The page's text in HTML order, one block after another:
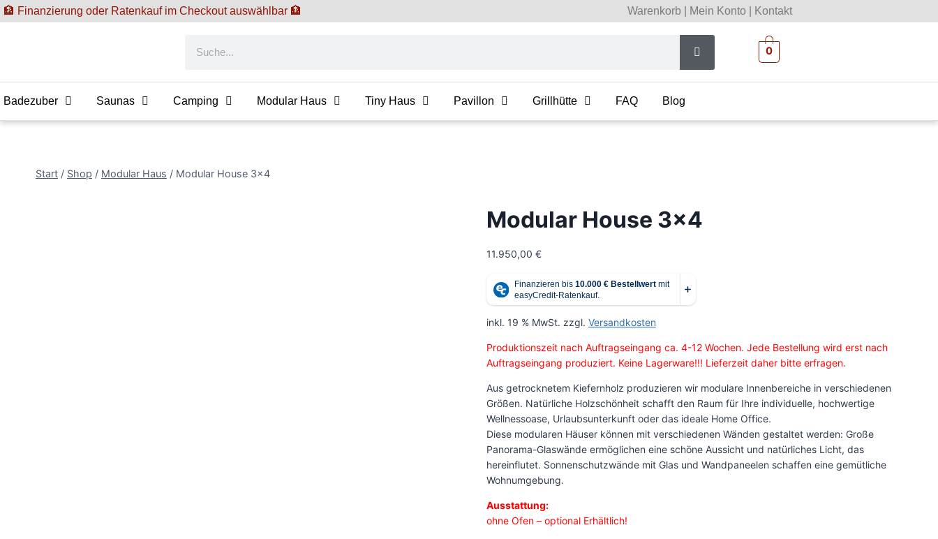
🏦 Finanzierung oder Ratenkauf im Checkout auswählbar 🏦 Warenkorb Mein Konto Kontakt
0
Badezuber Saunas Camping Modular Haus Tiny Haus Pavillon Grillhütte FAQ Blog
Start / Shop / Modular Haus / Modular House 3×4
Modular House 3×4
11.950,00 €
inkl. 19 % MwSt. zzgl. Versandkosten
Produktionszeit nach Auftragseingang ca. 4-12 Wochen. Jede Bestellung wird erst nach
Auftragseingang produziert. Keine Lagerware!!! Lieferzeit daher bitte erfragen.
Aus getrocknetem Kiefernholz produzieren wir modulare Innenbereiche in verschiedenen
Größen. Natürliche Holzschönheit schafft den Raum für Ihre individuelle, hochwertige
Wellnessoase, Urlaubsunterkunft oder das ideale Home Office.
Diese modularen Häuser können mit verschiedenen Wänden gestaltet werden: Große
Panorama-Glaswände ermöglichen eine schöne Aussicht und natürliches Licht, das
hereinflutet. Sonnenschutzwände mit Glas und Wandpaneelen schaffen eine gemütliche
Wohnumgebung.
Ausstattung:
ohne Ofen – optional Erhältlich!